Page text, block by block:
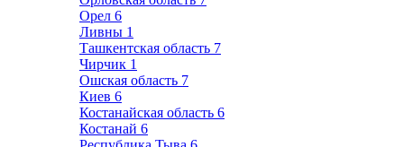
Орел 6
Ливны 1
Ташкентская область 7
Чирчик 1
Ошская область 7
Киев 6
Костанайская область 6
Костанай 6